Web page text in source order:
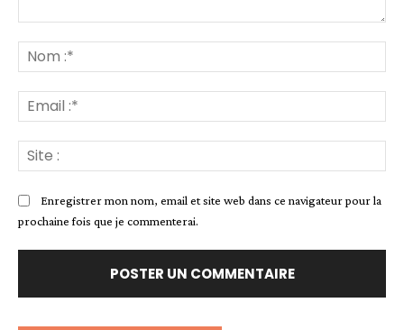
:*
:*
:
Enregistrer mon nom, email et site web dans ce navigateur pour la
prochaine fois que je commenterai.